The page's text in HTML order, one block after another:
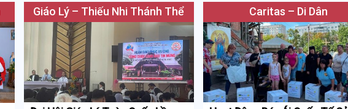
Giáo Lý – Thiếu Nhi Thánh Thể Caritas – Di Dân